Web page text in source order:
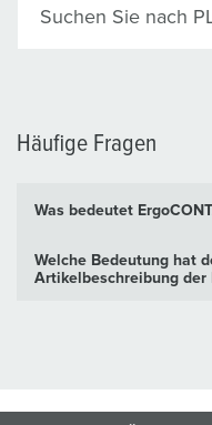
Suchen Sie nach
Häufige Fragen
Was bedeutet
Welche Bedeutung hat
Artikelbeschreibung der